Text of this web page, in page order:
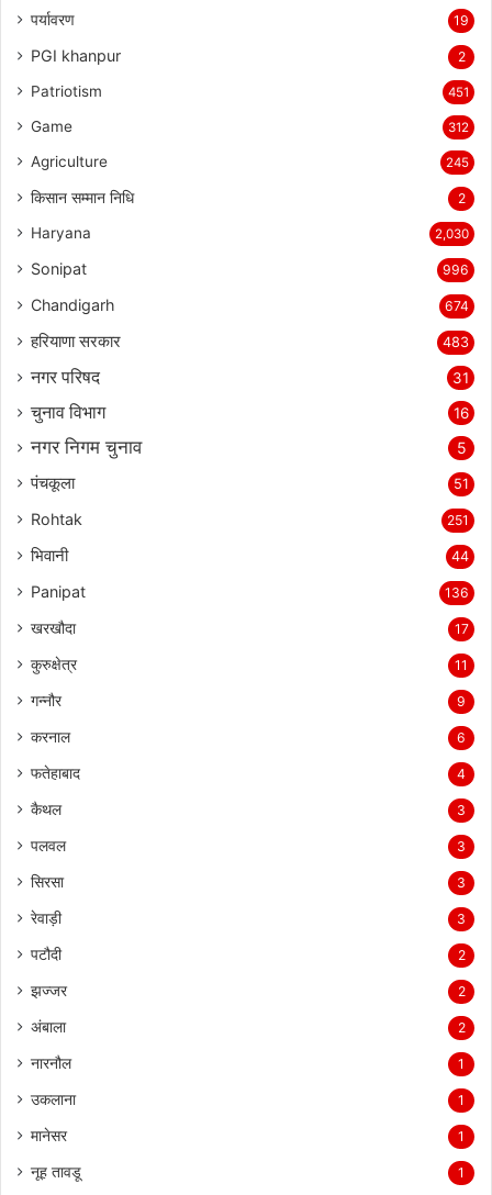
पर्यावरण 19
PGI khanpur 2
Patriotism 451
Game 312
Agriculture 245
किसान सम्मान निधि 2
Haryana 2,030
Sonipat 996
Chandigarh 674
हरियाणा सरकार 483
नगर परिषद 31
चुनाव विभाग 16
नगर निगम चुनाव 5
पंचकूला 51
Rohtak 251
भिवानी 44
Panipat 136
खरखौदा 17
कुरुक्षेत्र 11
गन्नौर 9
करनाल 6
फतेहाबाद 4
कैथल 3
पलवल 3
सिरसा 3
रेवाड़ी 3
पटौदी 2
झज्जर 2
अंबाला 2
नारनौल 1
उकलाना 1
मानेसर 1
नूह तावडू 1